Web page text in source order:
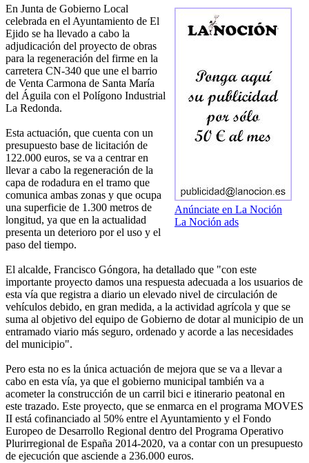
Anúnciate en La Noción
La Noción ads
En Junta de Gobierno Local
celebrada en el Ayuntamiento de El
Ejido se ha llevado a cabo la
adjudicación del proyecto de obras
para la regeneración del firme en la
carretera CN-340 que une el barrio
de Venta Carmona de Santa María
del Águila con el Polígono Industrial
La Redonda.
Esta actuación, que cuenta con un
presupuesto base de licitación de
122.000 euros, se va a centrar en
llevar a cabo la regeneración de la
capa de rodadura en el tramo que
comunica ambas zonas y que ocupa
una superficie de 1.300 metros de
longitud, ya que en la actualidad
presenta un deterioro por el uso y el
paso del tiempo.
El alcalde, Francisco Góngora, ha detallado que "con este
importante proyecto damos una respuesta adecuada a los usuarios de
esta vía que registra a diario un elevado nivel de circulación de
vehículos debido, en gran medida, a la actividad agrícola y que se
suma al objetivo del equipo de Gobierno de dotar al municipio de un
entramado viario más seguro, ordenado y acorde a las necesidades
del municipio".
Pero esta no es la única actuación de mejora que se va a llevar a
cabo en esta vía, ya que el gobierno municipal también va a
acometer la construcción de un carril bici e itinerario peatonal en
este trazado. Este proyecto, que se enmarca en el programa MOVES
II está cofinanciado al 50% entre el Ayuntamiento y el Fondo
Europeo de Desarrollo Regional dentro del Programa Operativo
Plurirregional de España 2014-2020, va a contar con un presupuesto
de ejecución que asciende a 236.000 euros.